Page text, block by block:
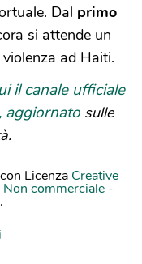
Dal primo
si attende un
ad Haiti.
il canale ufficiale
aggiornato sulle
Licenza Creative
commerciale -
.